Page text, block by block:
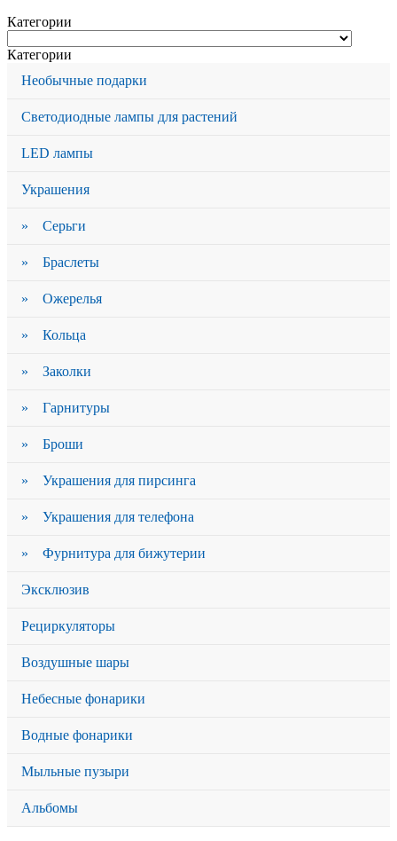
Категории
Категории
Необычные подарки
Светодиодные лампы для растений
LED лампы
Украшения
» Серьги
» Браслеты
» Ожерелья
» Кольца
» Заколки
» Гарнитуры
» Броши
» Украшения для пирсинга
» Украшения для телефона
» Фурнитура для бижутерии
Эксклюзив
Рециркуляторы
Воздушные шары
Небесные фонарики
Водные фонарики
Мыльные пузыри
Альбомы